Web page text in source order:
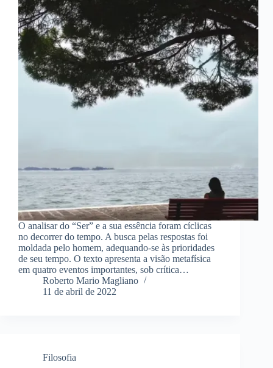
O analisar do “Ser” e a sua essência foram cíclicas
no decorrer do tempo. A busca pelas respostas foi
moldada pelo homem, adequando-se às prioridades
de seu tempo. O texto apresenta a visão metafísica
em quatro eventos importantes, sob crítica…
Roberto Mario Magliano
11 de abril de 2022
Filosofia